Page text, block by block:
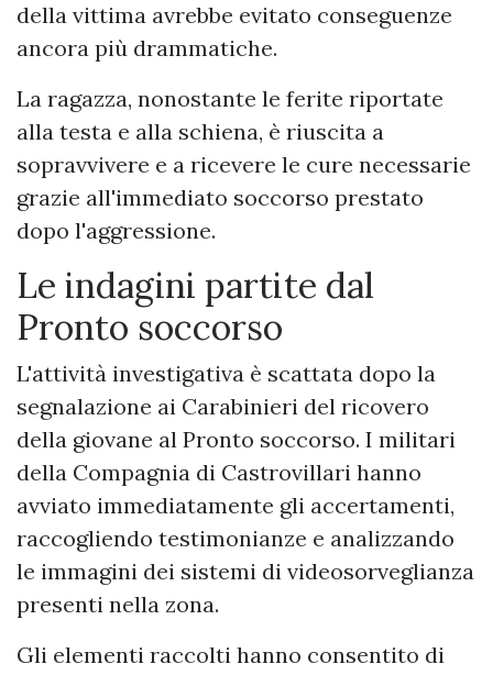
della vittima avrebbe evitato conseguenze
ancora più drammatiche.
La ragazza, nonostante le ferite riportate
alla testa e alla schiena, è riuscita a
sopravvivere e a ricevere le cure necessarie
grazie all'immediato soccorso prestato
dopo l'aggressione.
Le indagini partite dal
Pronto soccorso
L'attività investigativa è scattata dopo la
segnalazione ai Carabinieri del ricovero
della giovane al Pronto soccorso. I militari
della Compagnia di Castrovillari hanno
avviato immediatamente gli accertamenti,
raccogliendo testimonianze e analizzando
le immagini dei sistemi di videosorveglianza
presenti nella zona.
Gli elementi raccolti hanno consentito di